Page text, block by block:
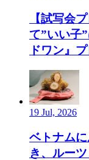
【試写会
て”いい子
ドワン』
19 Jul, 2026
ベトナム
き、ルー